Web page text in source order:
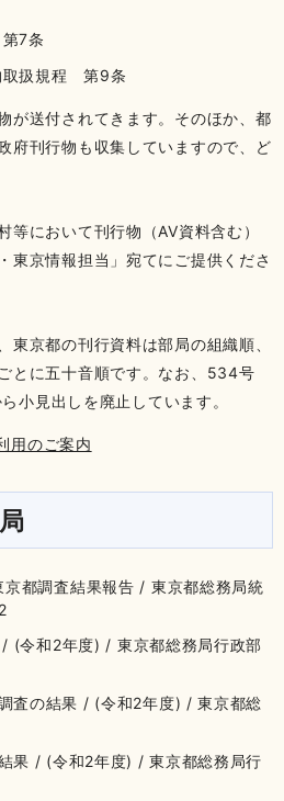
7条
取扱規程 第9条
が送付されてきます。そのほか、都
府刊行物も収集していますので、ど
等において刊行物（AV資料含む）
東京情報担当」宛てにご提供くださ
東京都の刊行資料は部局の組織順、
とに五十音順です。なお、534号
小見出しを廃止しています。
用のご案内
都調査結果報告 / 東京都総務局統
(令和2年度) / 東京都総務局行政部
査の結果 / (令和2年度) / 東京都総
果 / (令和2年度) / 東京都総務局行